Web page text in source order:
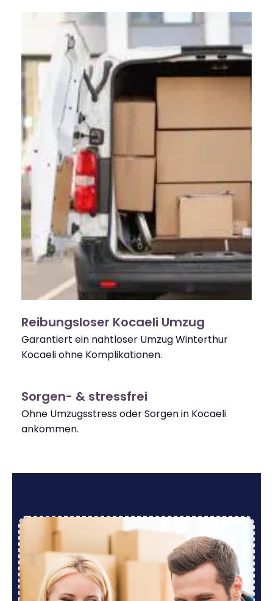
Reibungsloser Kocaeli Umzug
Garantiert ein nahtloser Umzug Winterthur
Kocaeli ohne Komplikationen.
Sorgen- & stressfrei
Ohne Umzugsstress oder Sorgen in Kocaeli
ankommen.